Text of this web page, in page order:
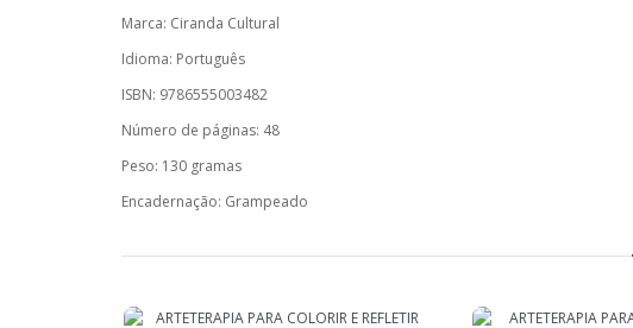
Marca: Ciranda Cultural
Idioma: Português
ISBN: 9786555003482
Número de páginas: 48
Peso: 130 gramas
Encadernação: Grampeado